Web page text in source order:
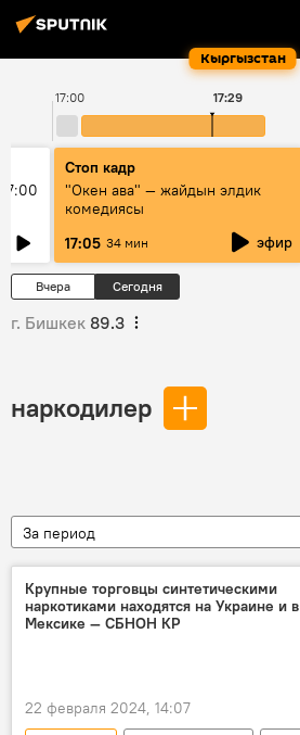
Кыргызстан
17:00 17:29
Стоп кадр
"Окен ава" — жайдын элдик
комедиясы
17:05 34 мин эфир
Вчера Сегодня
г. Бишкек 89.3
наркодилер
За период
Крупные торговцы синтетическими
наркотиками находятся на Украине и в
Мексике — СБНОН КР
22 февраля 2024, 14:07